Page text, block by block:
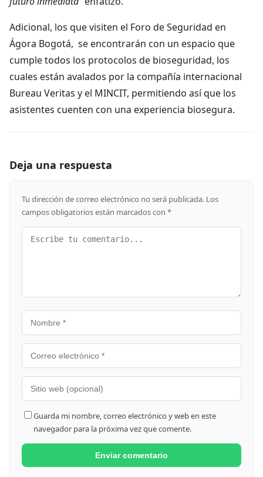
Adicional, los que visiten el Foro de Seguridad en
Ágora Bogotá, se encontrarán con un espacio que
cumple todos los protocolos de bioseguridad, los
cuales están avalados por la compañía internacional
Bureau Veritas y el MINCIT, permitiendo así que los
asistentes cuenten con una experiencia biosegura.
Deja una respuesta
Tu dirección de correo electrónico no será publicada. Los
campos obligatorios están marcados con *
Guarda mi nombre, correo electrónico y web en este
navegador para la próxima vez que comente.